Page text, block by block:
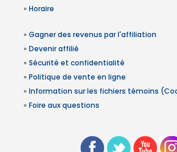
» Horaire
» Gagner des revenus par l'affiliation
» Devenir affilié
» Sécurité et confidentialité
» Politique de vente en ligne
» Information sur les fichiers témoins
» Foire aux questions